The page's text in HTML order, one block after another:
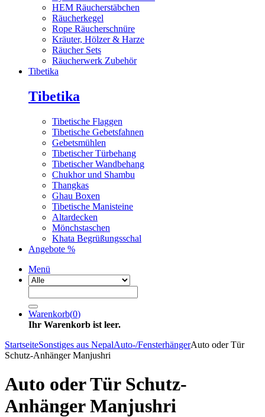
HEM Räucherstäbchen
Räucherkegel
Rope Räucherschnüre
Kräuter, Hölzer & Harze
Räucher Sets
Räucherwerk Zubehör
Tibetika
Tibetika
Tibetische Flaggen
Tibetische Gebetsfahnen
Gebetsmühlen
Tibetischer Türbehang
Tibetischer Wandbehang
Chukhor und Shambu
Thangkas
Ghau Boxen
Tibetische Manisteine
Altardecken
Mönchstaschen
Khata Begrüßungsschal
Angebote %
Menü
Warenkorb(0)
Ihr Warenkorb ist leer.
StartseiteSonstiges aus NepalAuto-/FensterhängerAuto oder Tür
Schutz-Anhänger Manjushri
Auto oder Tür Schutz-
Anhänger Manjushri